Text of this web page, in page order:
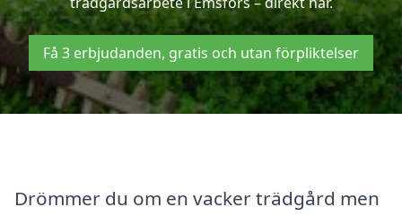
Få 3 erbjudanden, gratis och utan förpliktelser
Drömmer du om en vacker trädgård men